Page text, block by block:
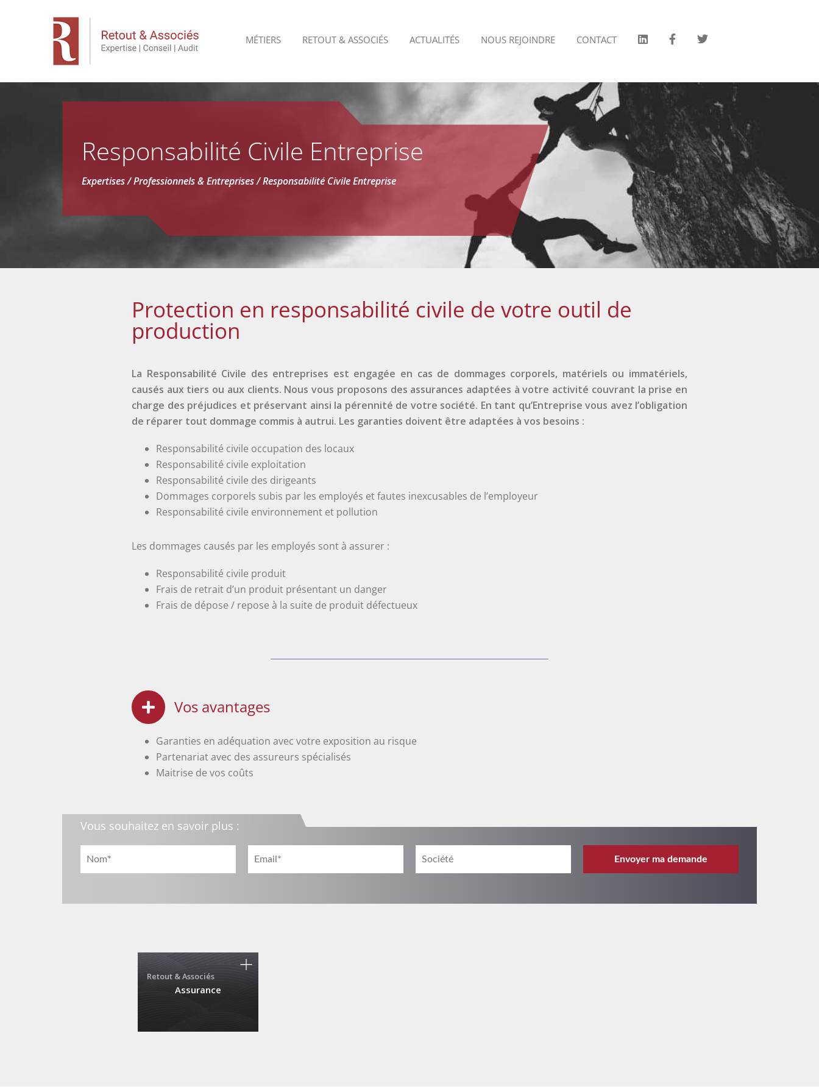
MÉTIERS RETOUT & ASSOCIÉS ACTUALITÉS NOUS REJOINDRE CONTACT
Responsabilité Civile Entreprise
Expertises / Professionnels & Entreprises / Responsabilité Civile Entreprise
Protection en responsabilité civile de votre outil de
production
La Responsabilité Civile des entreprises est engagée en cas de dommages corporels, matériels ou immatériels,
causés aux tiers ou aux clients. Nous vous proposons des assurances adaptées à votre activité couvrant la prise en
charge des préjudices et préservant ainsi la pérennité de votre société. En tant qu’Entreprise vous avez l’obligation
de réparer tout dommage commis à autrui. Les garanties doivent être adaptées à vos besoins :
Responsabilité civile occupation des locaux
Responsabilité civile exploitation
Responsabilité civile des dirigeants
Dommages corporels subis par les employés et fautes inexcusables de l’employeur
Responsabilité civile environnement et pollution
Les dommages causés par les employés sont à assurer :
Responsabilité civile produit
Frais de retrait d’un produit présentant un danger
Frais de dépose / repose à la suite de produit défectueux
Vos avantages
Garanties en adéquation avec votre exposition au risque
Partenariat avec des assureurs spécialisés
Maitrise de vos coûts
Vous souhaitez en savoir plus :
Retout & Associés
Assurance